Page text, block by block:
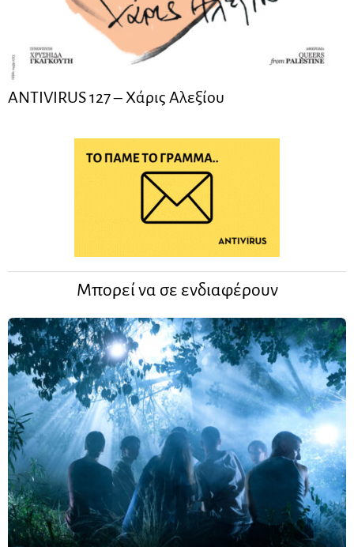
ANTIVIRUS 127 – Xάρις Αλεξίου
Μπορεί να σε ενδιαφέρουν